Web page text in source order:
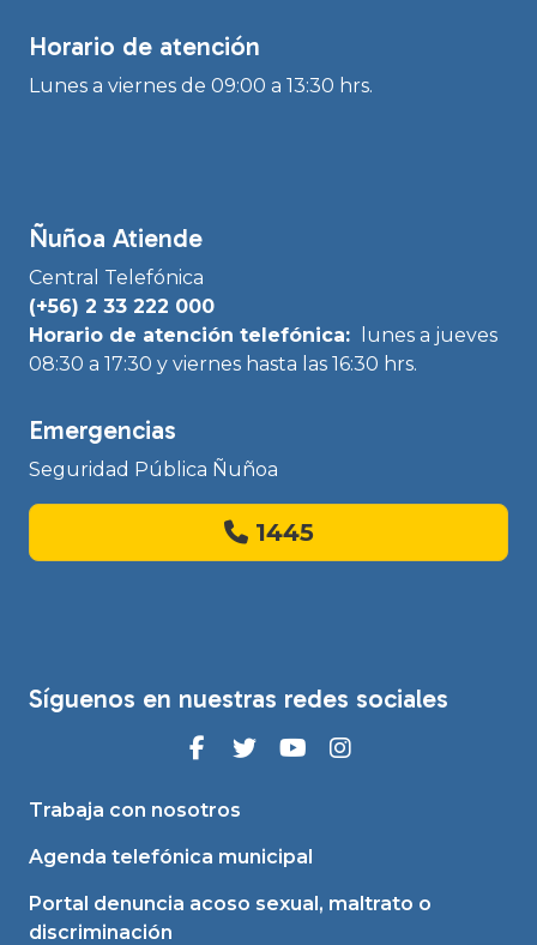
Horario de atención
Lunes a viernes de 09:00 a 13:30 hrs.
Ñuñoa Atiende
Central Telefónica
(+56) 2 33 222 000
Horario de atención telefónica:
lunes a jueves
08:30 a 17:30 y viernes hasta las 16:30 hrs.
Emergencias
Seguridad Pública Ñuñoa
1445
Síguenos en nuestras redes sociales
Trabaja con nosotros
Agenda telefónica municipal
Portal denuncia acoso sexual, maltrato o
discriminación